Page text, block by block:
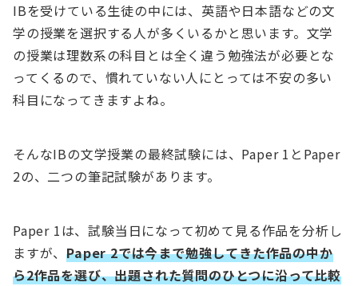
IBを受けている生徒の中には、英語や日本語などの文
学の授業を選択する人が多くいるかと思います。文学
の授業は理数系の科目とは全く違う勉強法が必要とな
ってくるので、慣れていない人にとっては不安の多い
科目になってきますよね。
そんなIBの文学授業の最終試験には、Paper 1とPaper
2の、二つの筆記試験があります。
Paper 1は、試験当日になって初めて見る作品を分析し
ますが、Paper 2では今まで勉強してきた作品の中か
ら2作品を選び、出題された質問のひとつに沿って比較